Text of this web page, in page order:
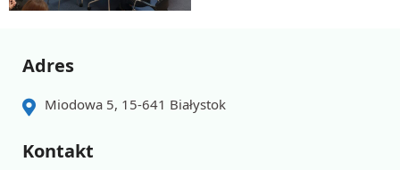
Adres
Miodowa 5, 15-641 Białystok
Kontakt